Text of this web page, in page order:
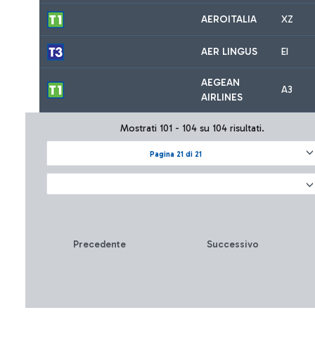
AEROITALIA XZ
AER LINGUS EI
AEGEAN
AIRLINES
A3
Pagina 21 di 21
Mostrati 101 - 104 su 104 risultati.
Precedente Successivo